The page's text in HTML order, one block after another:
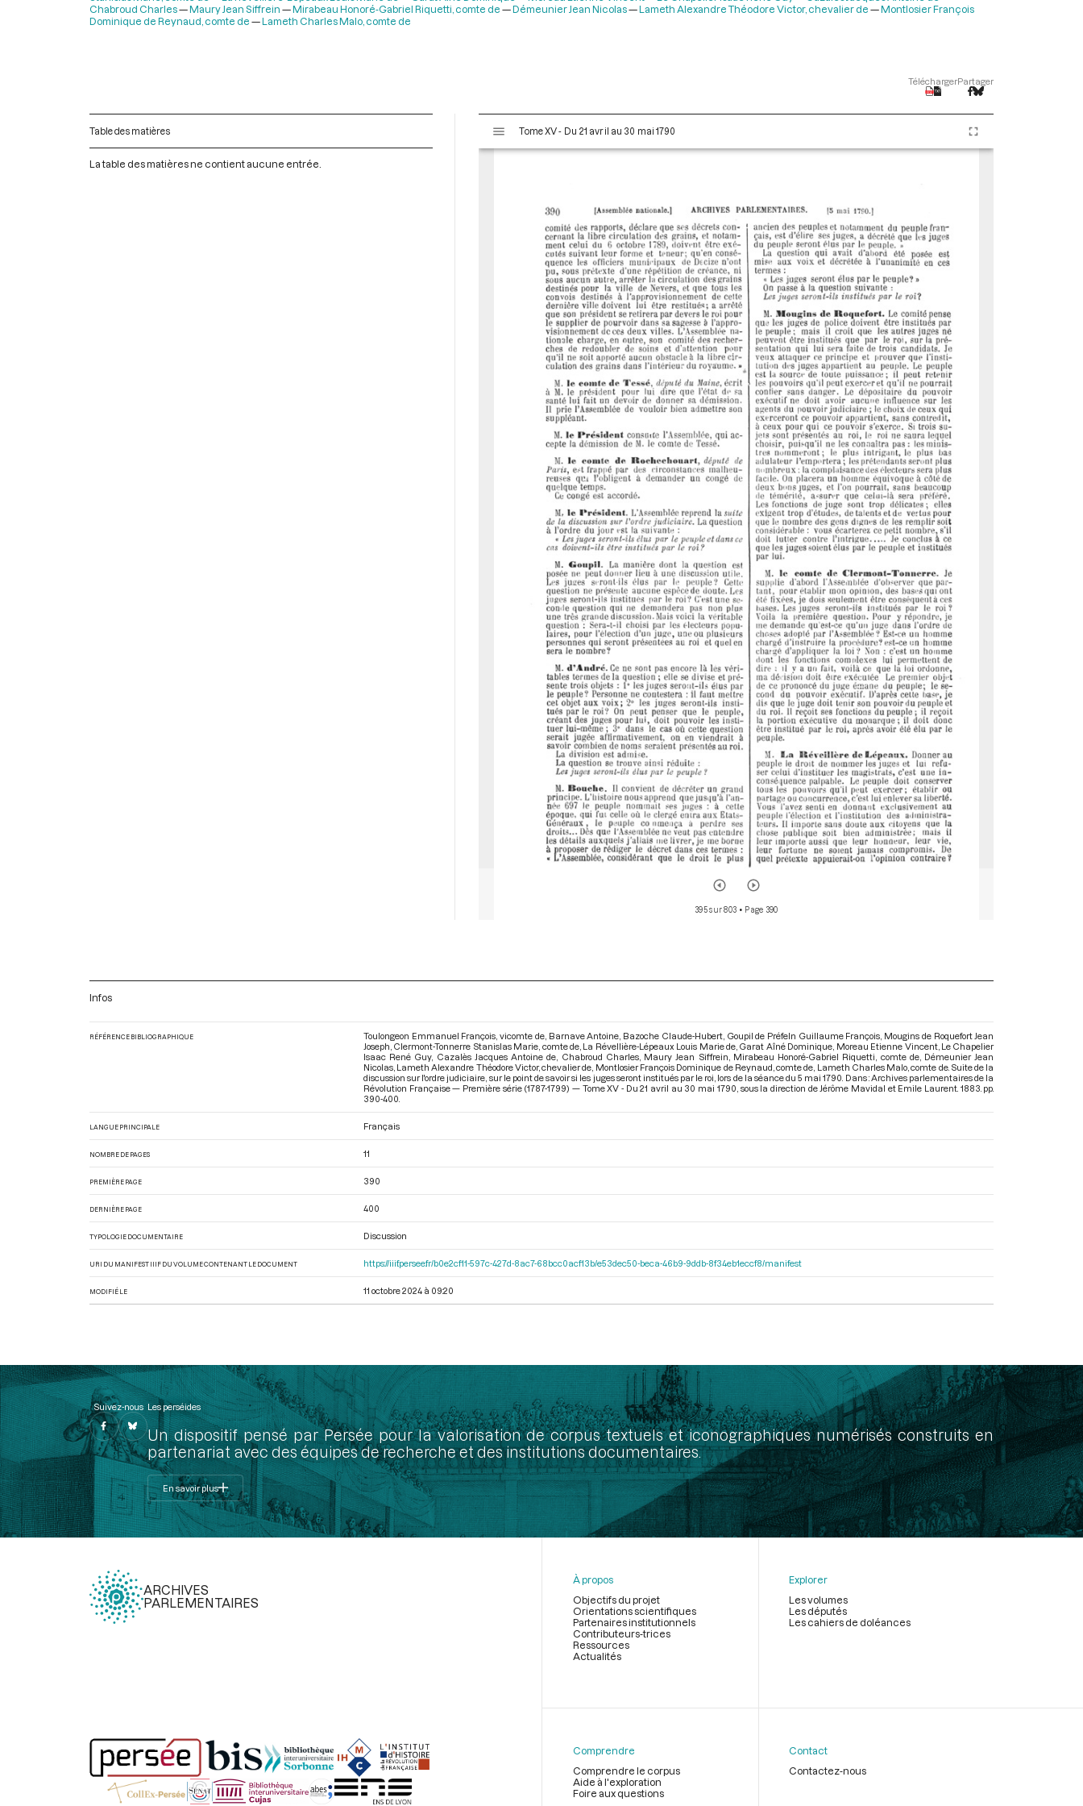
Chabroud Charles
Maury Jean Siffrein Mirabeau Honoré-Gabriel Riquetti, comte de Démeunier Jean Nicolas Lameth Alexandre Théodore Victor, chevalier de
Montlosier François
Dominique de Reynaud, comte de
Lameth Charles Malo, comte de
TéléchargerPartager
Table des matières
La table des matières ne contient aucune entrée.
s
Tome XV - Du 21 avril au 30 mai 1790
395 sur 803 • Page 390
Infos
RÉFÉRENCE BIBLIOGRAPHIQUE
Toulongeon Emmanuel François, vicomte de, Barnave Antoine, Bazoche Claude-Hubert, Goupil de Préfeln Guillaume François, Mougins de Roquefort Jean
Joseph, Clermont-Tonnerre Stanislas Marie, comte de, La Révellière-Lépeaux Louis Marie de, Garat Aîné Dominique, Moreau Etienne Vincent, Le Chapelier
Isaac René Guy, Cazalès Jacques Antoine de, Chabroud Charles, Maury Jean Siffrein, Mirabeau Honoré-Gabriel Riquetti, comte de, Démeunier Jean
Nicolas, Lameth Alexandre Théodore Victor, chevalier de, Montlosier François Dominique de Reynaud, comte de, Lameth Charles Malo, comte de. Suite de la
discussion sur l'ordre judiciaire, sur le point de savoir si les juges seront institués par le roi, lors de la séance du 5 mai 1790. Dans : Archives parlementaires de la
Révolution Française — Première série (1787-1799) — Tome XV - Du 21 avril au 30 mai 1790 , sous la direction de Jérôme Mavidal et Emile Laurent. 1883. pp.
390-400.
LANGUE PRINCIPALE Français
NOMBRE DE PAGES 11
PREMIÈRE PAGE 390
DERNIÈRE PAGE 400
TYPOLOGIE DOCUMENTAIRE Discussion
URI DU MANIFEST IIIF DU VOLUME CONTENANT LE DOCUMENT https://iiif.persee.fr/b0e2cf11-597c-427d-8ac7-68bcc0acf13b/e53dec50-beca-46b9-9ddb-8f34eb1eccf8/manifest
MODIFIÉ LE 11 octobre 2024 à 09:20
Suivez-nous Les perséides
Un dispositif pensé par Persée pour la valorisation de corpus textuels et iconographiques numérisés construits en
partenariat avec des équipes de recherche et des institutions documentaires.
En savoir plus
ARCHIVES
PARLEMENTAIRES
page
À propos
Objectifs du projet
Orientations scientifiques
Partenaires institutionnels
Contributeurs-trices
Ressources
Actualités
Explorer
Les volumes
Les députés
Les cahiers de doléances
Comprendre
Comprendre le corpus
Aide à l'exploration
Foire aux questions
Contact
Contactez-nous